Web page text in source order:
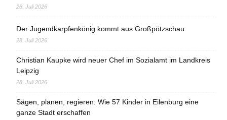
28. Juli 2026
Der Jugendkarpfenkönig kommt aus Großpötzschau
28. Juli 2026
Christian Kaupke wird neuer Chef im Sozialamt im Landkreis
Leipzig
28. Juli 2026
Sägen, planen, regieren: Wie 57 Kinder in Eilenburg eine
ganze Stadt erschaffen